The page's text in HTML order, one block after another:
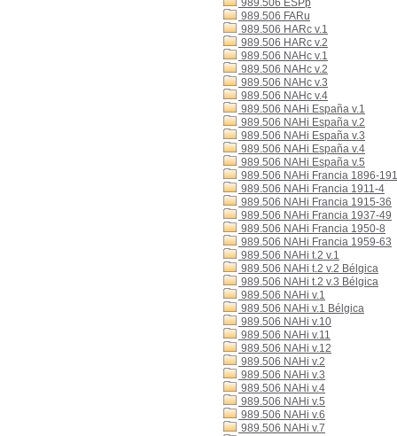
989.506 ESPp
989.506 FARu
989.506 HARc v.1
989.506 HARc v.2
989.506 NAHc v.1
989.506 NAHc v.2
989.506 NAHc v.3
989.506 NAHc v.4
989.506 NAHi España v.1
989.506 NAHi España v.2
989.506 NAHi España v.3
989.506 NAHi España v.4
989.506 NAHi España v.5
989.506 NAHi Francia 1896-
989.506 NAHi Francia 1911-4
989.506 NAHi Francia 1915-36
989.506 NAHi Francia 1937-49
989.506 NAHi Francia 1950-8
989.506 NAHi Francia 1959-63
989.506 NAHi t.2 v.1
989.506 NAHi t.2 v.2 Bélgica
989.506 NAHi t.2 v.3 Bélgica
989.506 NAHi v.1
989.506 NAHi v.1 Bélgica
989.506 NAHi v.10
989.506 NAHi v.11
989.506 NAHi v.12
989.506 NAHi v.2
989.506 NAHi v.3
989.506 NAHi v.4
989.506 NAHi v.5
989.506 NAHi v.6
989.506 NAHi v.7